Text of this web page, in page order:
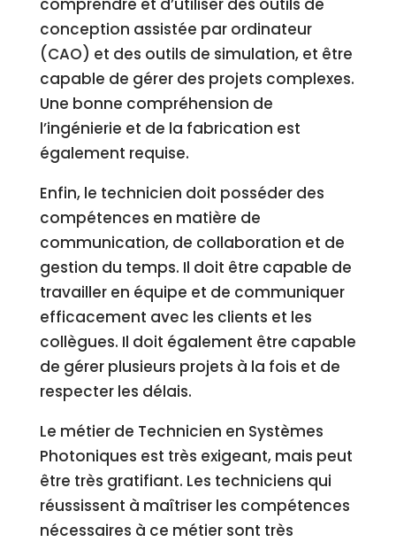
comprendre et d’utiliser des outils de
conception assistée par ordinateur
(CAO) et des outils de simulation, et être
capable de gérer des projets complexes.
Une bonne compréhension de
l’ingénierie et de la fabrication est
également requise.
Enfin, le technicien doit posséder des
compétences en matière de
communication, de collaboration et de
gestion du temps. Il doit être capable de
travailler en équipe et de communiquer
efficacement avec les clients et les
collègues. Il doit également être capable
de gérer plusieurs projets à la fois et de
respecter les délais.
Le métier de Technicien en Systèmes
Photoniques est très exigeant, mais peut
être très gratifiant. Les techniciens qui
réussissent à maîtriser les compétences
nécessaires à ce métier sont très